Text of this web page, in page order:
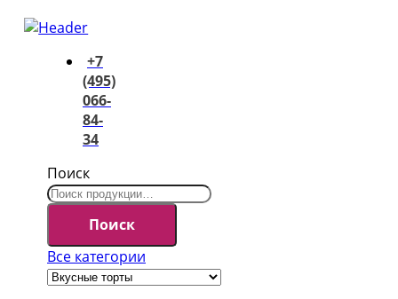
+7
(495)
066-
84-
34
Поиск
Поиск
Все категории